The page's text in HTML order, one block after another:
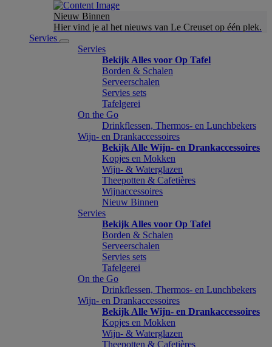
Nieuw Binnen
Hier vind je al het nieuws van Le Creuset op één plek.
Servies
Servies
Bekijk Alles voor Op Tafel
Borden & Schalen
Serveerschalen
Servies sets
Tafelgerei
On the Go
Drinkflessen, Thermos- en Lunchbekers
Wijn- en Drankaccessoires
Bekijk Alle Wijn- en Drankaccessoires
Kopjes en Mokken
Wijn- & Waterglazen
Theepotten & Cafetières
Wijnaccessoires
Nieuw Binnen
Servies
Bekijk Alles voor Op Tafel
Borden & Schalen
Serveerschalen
Servies sets
Tafelgerei
On the Go
Drinkflessen, Thermos- en Lunchbekers
Wijn- en Drankaccessoires
Bekijk Alle Wijn- en Drankaccessoires
Kopjes en Mokken
Wijn- & Waterglazen
Theepotten & Cafetières